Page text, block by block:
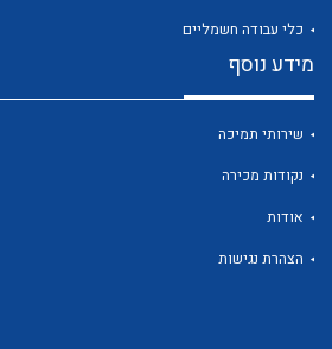
כלי עבודה חשמליים
מידע נוסף
שירותי תמיכה
נקודות מכירה
אודות
הצהרת נגישות